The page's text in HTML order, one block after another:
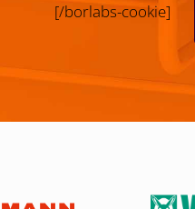
[/borlabs-cookie]